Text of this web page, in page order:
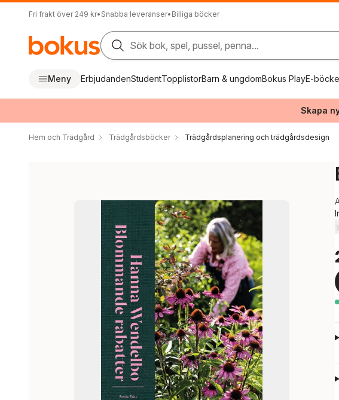
Fri frakt över 249 kr• Snabba leveranser• Billiga böcker
Sök bok, spel, pussel, penna...
Meny ErbjudandenStudentTopplistorBarn & ungdomBokus PlayE-
Skapa
Hem och Trädgård Trädgårdsböcker Trädgårdsplanering och trädgårdsdesign